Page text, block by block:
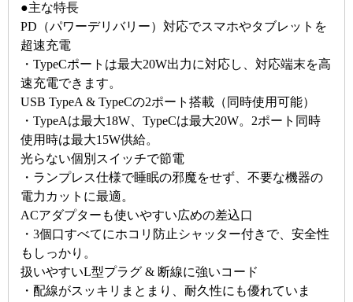
●主な特長
PD（パワーデリバリー）対応でスマホやタブレットを
超速充電
・TypeCポートは最大20W出力に対応し、対応端末を高
速充電できます。
USB TypeA & TypeCの2ポート搭載（同時使用可能）
・TypeAは最大18W、TypeCは最大20W。2ポート同時
使用時は最大15W供給。
光らない個別スイッチで節電
・ランプレス仕様で睡眠の邪魔をせず、不要な機器の
電力カットに最適。
ACアダプターも使いやすい広めの差込口
・3個口すべてにホコリ防止シャッター付きで、安全性
もしっかり。
扱いやすいL型プラグ & 断線に強いコード
・配線がスッキリまとまり、耐久性にも優れていま